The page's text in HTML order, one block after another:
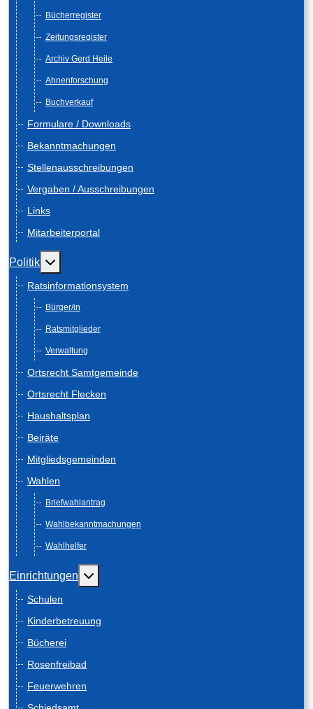
Bücherregister
Zeitungsregister
Archiv Gerd Heile
Ahnenforschung
Buchverkauf
Formulare / Downloads
Bekanntmachungen
Stellenausschreibungen
Vergaben / Ausschreibungen
Links
Mitarbeiterportal
Politik Weitere Informationen: Politik
Ratsinformationsystem
Bürger/in
Ratsmitglieder
Verwaltung
Ortsrecht Samtgemeinde
Ortsrecht Flecken
Haushaltsplan
Beiräte
Mitgliedsgemeinden
Wahlen
Briefwahlantrag
Wahlbekanntmachungen
Wahlhelfer
Einrichtungen Weitere Informationen: Einrichtungen
Schulen
Kinderbetreuung
Bücherei
Rosenfreibad
Feuerwehren